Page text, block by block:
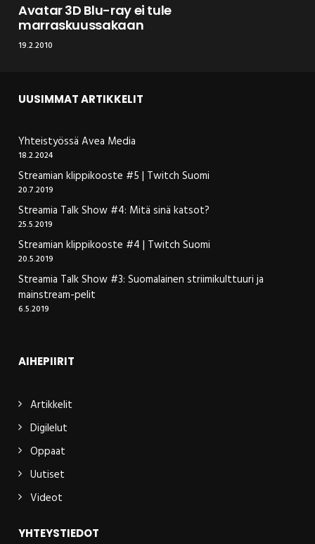
Avatar 3D Blu-ray ei tule
marraskuussakaan
19.2.2010
UUSIMMAT ARTIKKELIT
Yhteistyössä Avea Media
18.2.2024
Streamian klippikooste #5 | Twitch Suomi
20.7.2019
Streamia Talk Show #4: Mitä sinä katsot?
25.5.2019
Streamian klippikooste #4 | Twitch Suomi
20.5.2019
Streamia Talk Show #3: Suomalainen striimikulttuuri ja
mainstream-pelit
6.5.2019
AIHEPIIRIT
Artikkelit
Digilelut
Oppaat
Uutiset
Videot
YHTEYSTIEDOT